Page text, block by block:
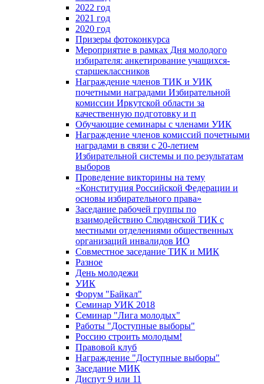
2022 год
2021 год
2020 год
Призеры фотоконкурса
Мероприятие в рамках Дня молодого
избирателя: анкетирование учащихся-
старшеклассников
Награждение членов ТИК и УИК
почетными наградами Избирательной
комиссии Иркутской области за
качественную подготовку и п
Обучающие семинары с членами УИК
Награждение членов комиссий почетными
наградами в связи с 20-летием
Избирательной системы и по результатам
выборов
Проведение викторины на тему
«Конституция Российской Федерации и
основы избирательного права»
Заседание рабочей группы по
взаимодействию Слюдянской ТИК с
местными отделениями общественных
организаций инвалидов ИО
Совместное заседание ТИК и МИК
Разное
День молодежи
УИК
Форум "Байкал"
Семинар УИК 2018
Семинар "Лига молодых"
Работы "Доступные выборы"
Россию строить молодым!
Правовой клуб
Награждение "Доступные выборы"
Заседание МИК
Диспут 9 или 11